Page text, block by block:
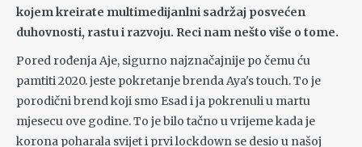
kojem kreirate multimedijanlni sadržaj posvećen
duhovnosti, rastu i razvoju. Reci nam nešto više o tome.
Pored rođenja Aje, sigurno najznačajnije po čemu ću
pamtiti 2020. jeste pokretanje brenda Aya's touch. To je
porodični brend koji smo Esad i ja pokrenuli u martu
mjesecu ove godine. To je bilo tačno u vrijeme kada je
korona poharala svijet i prvi lockdown se desio u našoj